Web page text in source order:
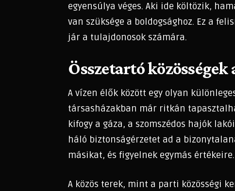
egyensúlya véges. Aki ide költözik,
van szüksége a boldogsághoz. Ez a
jár a tulajdonosok számára.
Összetartó
A vízen élők között egy olyan
társasházakban már ritkán
kifogy a gáza, a szomszédos hajók
háló biztonságérzetet ad a
másikat, és figyelnek egymás értékeire.
A közös terek, mint a parti közösségi